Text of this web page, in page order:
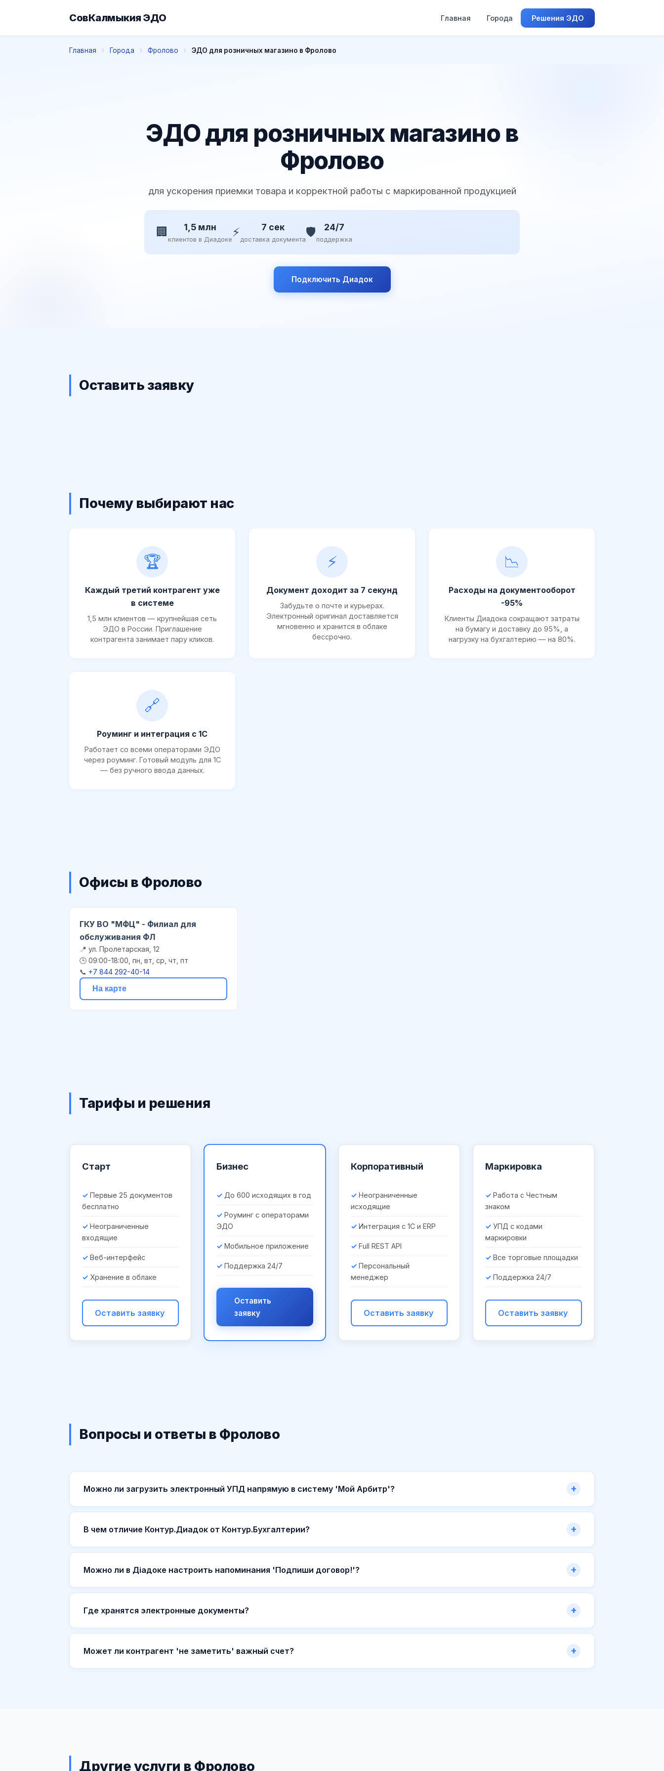
СовКалмыкия ЭДО Главная Города Решения ЭДО
Главная Города Фролово ЭДО для розничных магазино в Фролово
ЭДО для розничных магазино в
Фролово
для ускорения приемки товара и корректной работы с маркированной продукцией
🏢 1,5 млн
клиентов в Диадоке⚡ 7 сек
доставка документа🛡️ 24/7
поддержка
Подключить Диадок
Оставить заявку
Почему выбирают нас
🏆
Каждый третий контрагент уже
в системе
1,5 млн клиентов — крупнейшая сеть
ЭДО в России. Приглашение
контрагента занимает пару кликов.
⚡
Документ доходит за 7 секунд
Забудьте о почте и курьерах.
Электронный оригинал доставляется
мгновенно и хранится в облаке
бессрочно.
📉
Расходы на документооборот
-95%
Клиенты Диадока сокращают затраты
на бумагу и доставку до 95%, а
нагрузку на бухгалтерию — на 80%.
🔗
Роуминг и интеграция с 1С
Работает со всеми операторами ЭДО
через роуминг. Готовый модуль для 1С
— без ручного ввода данных.
Офисы в Фролово
ГКУ ВО "МФЦ" - Филиал для
обслуживания ФЛ
📍 ул. Пролетарская, 12
🕒 09:00-18:00, пн, вт, ср, чт, пт
📞 +7 844 292-40-14
На карте
Тарифы и решения
Старт
Первые 25 документов
бесплатно
Неограниченные
входящие
Веб-интерфейс
Хранение в облаке
Оставить заявку
Бизнес
До 600 исходящих в год
Роуминг с операторами
ЭДО
Мобильное приложение
Поддержка 24/7
Оставить
заявку
Корпоративный
Неограниченные
исходящие
Интеграция с 1С и ERP
Full REST API
Персональный
менеджер
Оставить заявку
Маркировка
Работа с Честным
знаком
УПД с кодами
маркировки
Все торговые площадки
Поддержка 24/7
Оставить заявку
Вопросы и ответы в Фролово
Можно ли загрузить электронный УПД напрямую в систему 'Мой Арбитр'?
В чем отличие Контур.Диадок от Контур.Бухгалтерии?
Можно ли в Діадоке настроить напоминания 'Подпиши договор!'?
Где хранятся электронные документы?
Может ли контрагент 'не заметить' важный счет?
Другие услуги в Фролово